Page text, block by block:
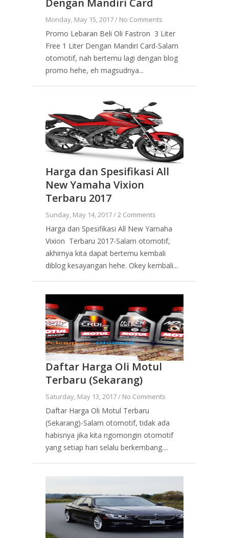
Dengan Mandiri Card
Monday, May 15, 2017 / No Comments
Promo Lebaran Beli Oli Fastron 3 Liter
Free 1 Liter Dengan Mandiri Card-Salam
otomotif, nah bertemu lagi dengan blog
promo hehe, eh magsudnya...
Harga dan Spesifikasi All
New Yamaha Vixion
Terbaru 2017
Sunday, May 14, 2017 /2 Comments
Harga dan Spesifikasi All New Yamaha
Vixion Terbaru 2017-Salam otomotif,
akhirnya kita dapat bertemu kembali
diblog kesayangan hehe. Okey kembali...
Daftar Harga Oli Motul
Terbaru (Sekarang)
Saturday, May 13, 2017 / No Comments
Daftar Harga Oli Motul Terbaru
(Sekarang)-Salam otomotif, tidak ada
habisnya jika kita ngomongin otomotif
yang setiap hari selalu berkembang....